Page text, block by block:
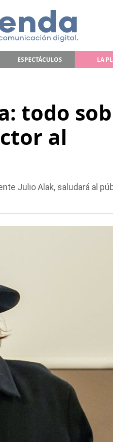
ESPECTÁCULOS LA
todo
al
Julio Alak, saludará al